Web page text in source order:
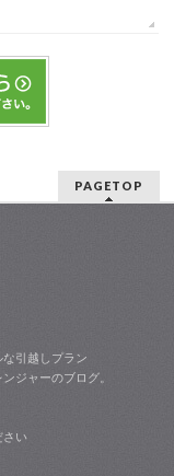
PAGETOP
な引越しプラン
ジャーのブログ。
さい